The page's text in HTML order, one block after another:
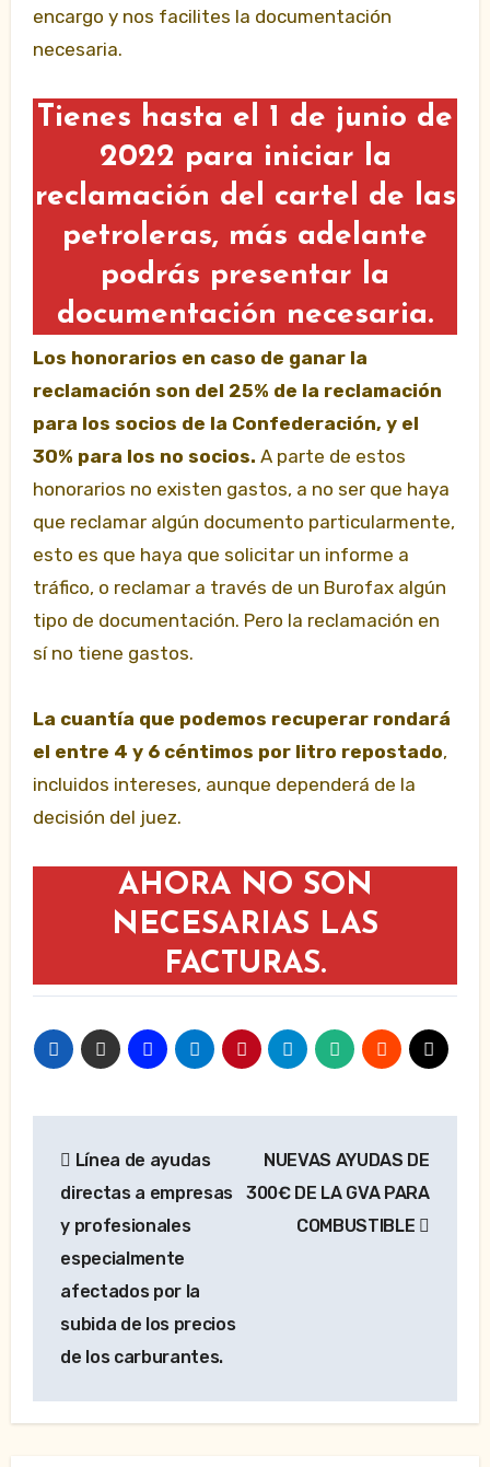
encargo y nos facilites la documentación
necesaria.
Tienes hasta el 1 de junio de
2022 para iniciar la
reclamación del cartel de las
petroleras, más adelante
podrás presentar la
documentación necesaria.
Los honorarios en caso de ganar la
reclamación son del 25% de la reclamación
para los socios de la Confederación, y el
30% para los no socios. A parte de estos
honorarios no existen gastos, a no ser que haya
que reclamar algún documento particularmente,
esto es que haya que solicitar un informe a
tráfico, o reclamar a través de un Burofax algún
tipo de documentación. Pero la reclamación en
sí no tiene gastos.
La cuantía que podemos recuperar rondará
el entre 4 y 6 céntimos por litro repostado,
incluidos intereses, aunque dependerá de la
decisión del juez.
AHORA NO SON
NECESARIAS LAS
FACTURAS.
de
entradas
Línea de ayudas
directas a empresas
y profesionales
especialmente
afectados por la
subida de los precios
de los carburantes.
NUEVAS AYUDAS DE
300€ DE LA GVA PARA
COMBUSTIBLE